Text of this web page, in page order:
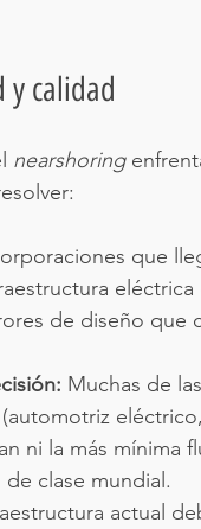
y calidad
nearshoring
que
de diseño que
Muchas de
ni la más mínima
clase mundial.
actual